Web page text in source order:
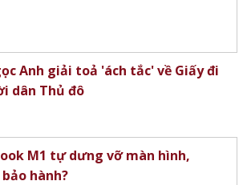
Anh giải toả 'ách tắc' về Giấy đi
dân Thủ đô
M1 tự dưng vỡ màn hình,
hành?